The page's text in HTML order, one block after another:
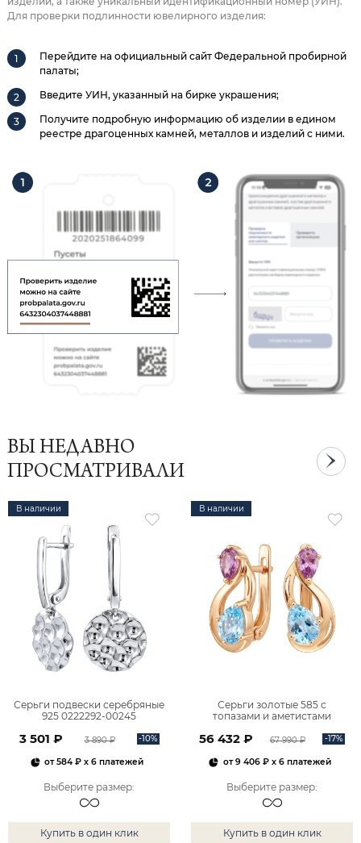
Для проверки подлинности ювелирного изделия:
Перейдите на официальный сайт Федеральной пробирной
палаты;
Введите УИН, указанный на бирке украшения;
Получите подробную информацию об изделии в едином
реестре драгоценных камней, металлов и изделий с ними.
ВЫ НЕДАВНО
ПРОСМАТРИВАЛИ
В наличии
Серьги подвески серебряные
925 0222292-00245
3 501 ₽ 3 890 ₽ -10%
от584 ₽ x 6 платежей
Выберите размер:
Купить в один клик
В наличии
Серьги золотые 585 с
топазами и аметистами
56 432 ₽ 67 990 ₽ -17%
от9 406 ₽x 6 платежей
Выберите размер:
Купить в один клик